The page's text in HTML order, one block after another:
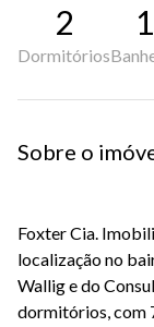
2
Dormitórios
1
Sobre o
Foxter Cia.
localização no
Wallig e do
dormitórios, com